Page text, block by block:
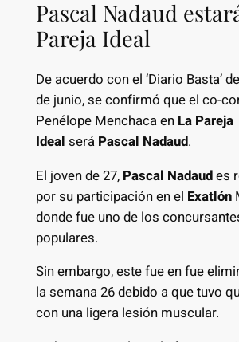
Pascal Nadaud
Pareja Ideal
De acuerdo con el ‘Diario Basta’
de junio, se confirmó que el co-
Penélope Menchaca en La Pareja
Ideal seráPascal Nadaud.
El joven de 27, Pascal Nadaudes
por su participación en el Exatlón
donde fue uno de los
populares.
Sin embargo, este fue en fue
la semana 26 debido a que tuvo
con una ligera lesión muscular.